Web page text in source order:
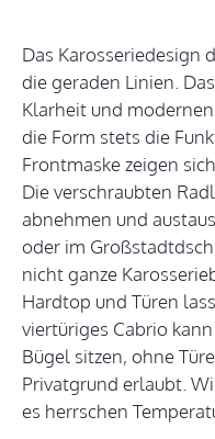
Das Karosseriedesign
die geraden Linien.
Klarheit und
die Form stets die
Frontmaske zeigen
Die verschraubten
abnehmen und
oder im
nicht ganze
Hardtop und Türen
viertüriges Cabrio
Bügel sitzen, ohne
Privatgrund erlaubt.
es herrschen